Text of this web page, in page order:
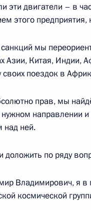
техники и
или получение во
в технологических и
«Роскосмоса» Юрием
эти двигатели – в
этого
мы
Азии, Китая, Индии,
своих поездок в
прав, мы
направлении
над ней.
доложить по ряду
Владимирович, я в
космической